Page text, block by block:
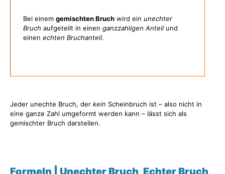
Bei einem gemischten Bruch wird ein unechter
Bruch aufgeteilt in einen ganzzahligen Anteil und
einen echten Bruchanteil.
Jeder unechte Bruch, der kein Scheinbruch ist – also nicht in
eine ganze Zahl umgeformt werden kann – lässt sich als
gemischter Bruch darstellen.
Formeln | Unechter Bruch, Echter Bruch,